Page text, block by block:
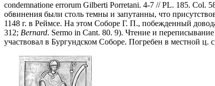
condemnatione errorum Gilberti Porretani. 4-7 // PL. 185. Col.
обвинения были столь темны и запутанны, что
1148 г. в Реймсе. На этом Соборе Г. П., побежденный
312; Bernard. Sermo in Cant. 80. 9). Чтение и
участвовал в Бургундском Соборе. Погребен в местной ц.